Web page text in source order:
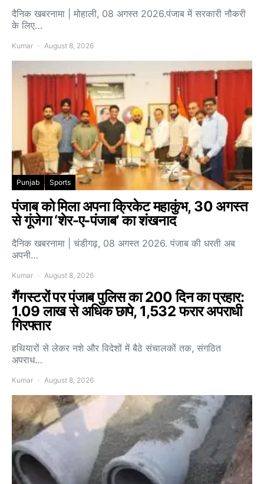
दैनिक खबरनामा | मोहाली, 08 अगस्त 2026.पंजाब में सरकारी नौकरी
के लिए…
Kumar August 8, 2026
Punjab Sports
पंजाब को मिला अपना क्रिकेट महाकुंभ, 30 अगस्त
से गूंजेगा ‘शेर-ए-पंजाब’ का शंखनाद
दैनिक खबरनामा | चंडीगढ़, 08 अगस्त 2026. पंजाब की धरती अब
अपनी…
Kumar August 8, 2026
गैंगस्टरों पर पंजाब पुलिस का 200 दिन का प्रहार:
1.09 लाख से अधिक छापे, 1,532 फरार अपराधी
गिरफ्तार
हथियारों से लेकर नशे और विदेशों में बैठे संचालकों तक, संगठित
अपराध…
Kumar August 8, 2026